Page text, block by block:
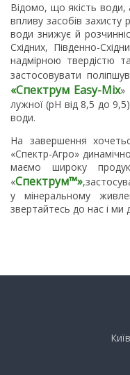
Відомо, що якість води,
впливу засобів захисту
води знижує й
Східних, Південно-
надмірною твердістю
застосовувати
«Спектрум Easy-Mix»
лужної (рН від 8,5 до
води.
На завершення
«Спектр-Агро»
маємо широку
«Спектрум™»
у мінеральному
звертайтесь до нас і